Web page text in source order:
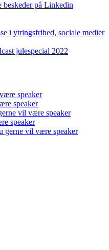
beskeder på Linkedin
i ytringsfrihed, sociale medier
julespecial 2022
speaker
speaker
vil være speaker
speaker
gerne vil være speaker